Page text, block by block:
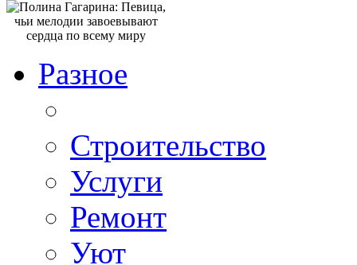
Разное
Строительство
Услуги
Ремонт
Уют